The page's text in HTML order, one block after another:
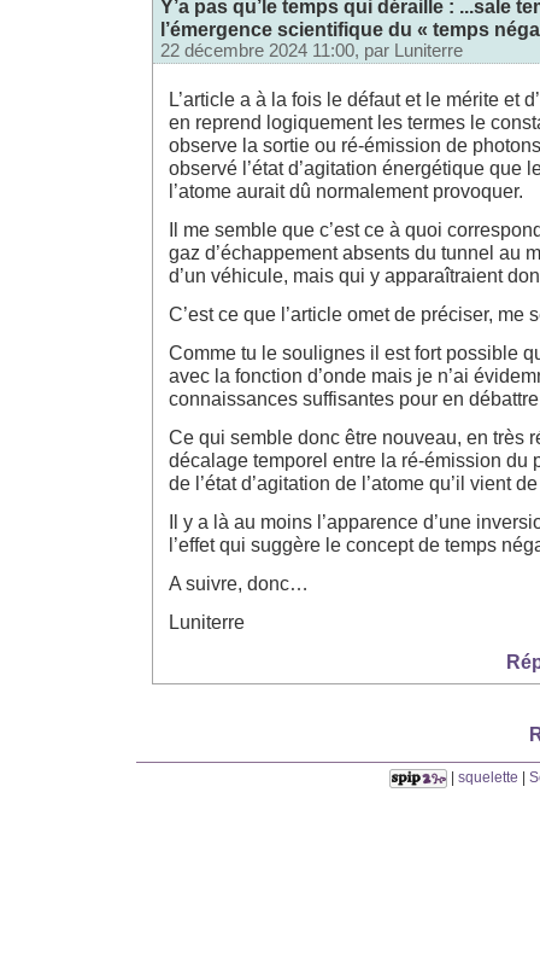
Y’a pas qu’le temps qui déraille : ...sale
l’émergence scientifique du « temps
22 décembre 2024 11:00, par Luniterre
L’article a à la fois le défaut et le mérite et
en reprend logiquement les termes le
observe la sortie ou ré-émission de
observé l’état d’agitation énergétique que
l’atome aurait dû normalement provoquer.
Il me semble que c’est ce à quoi
gaz d’échappement absents du tunnel au
d’un véhicule, mais qui y apparaîtraient
C’est ce que l’article omet de préciser, me
Comme tu le soulignes il est fort possible
avec la fonction d’onde mais je n’ai
connaissances suffisantes pour en
Ce qui semble donc être nouveau, en très
décalage temporel entre la ré-émission du
de l’état d’agitation de l’atome qu’il vient
Il y a là au moins l’apparence d’une
l’effet qui suggère le concept de temps
A suivre, donc…
Luniterre
squelette